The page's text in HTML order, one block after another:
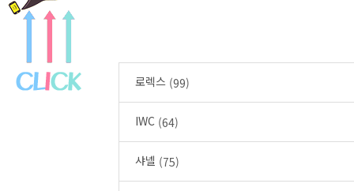
로렉스 (99)
IWC (64)
샤넬 (75)